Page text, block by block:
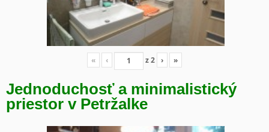
« ‹ z2 › »
Jednoduchosť a minimalistický
priestor v Petržalke